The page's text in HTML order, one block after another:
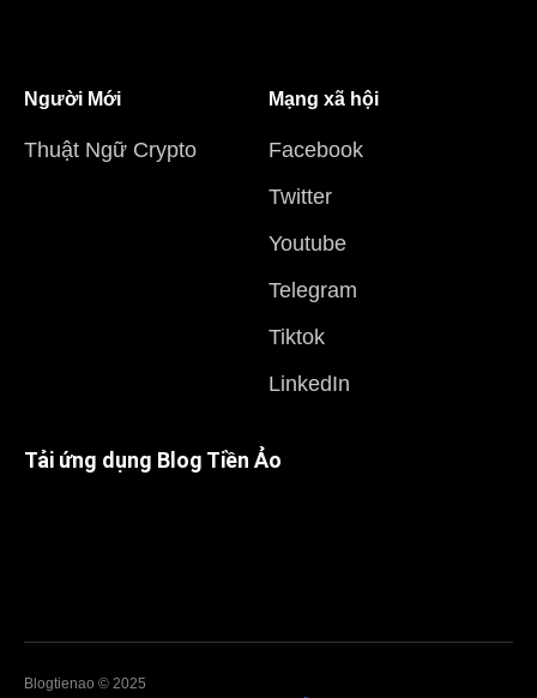
Người Mới
Thuật Ngữ Crypto
Mạng xã hội
Facebook
Twitter
Youtube
Telegram
Tiktok
LinkedIn
Tải ứng dụng Blog Tiền Ảo
Blogtienao © 2025